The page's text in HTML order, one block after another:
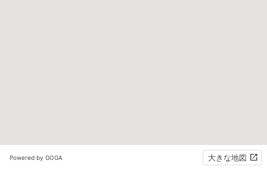
Powered by GOGA 大きな地図